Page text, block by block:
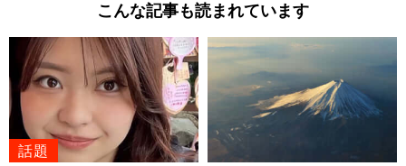
こんな記事も読まれています
話題